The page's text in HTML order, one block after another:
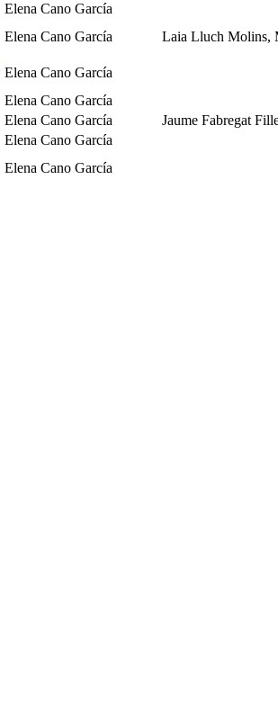
Elena Cano García
Elena Cano García Laia Lluch Molins,
Elena Cano García
Elena Cano García
Elena Cano García Jaume Fabregat
Elena Cano García
Elena Cano García